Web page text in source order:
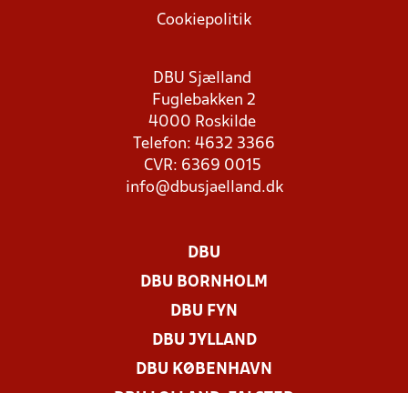
Cookiepolitik
DBU Sjælland
Fuglebakken 2
4000 Roskilde
Telefon: 4632 3366
CVR: 6369 0015
info@dbusjaelland.dk
DBU
DBU BORNHOLM
DBU FYN
DBU JYLLAND
DBU KØBENHAVN